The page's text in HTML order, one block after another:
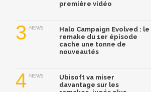
première vidéo
3 NEWS
Halo Campaign Evolved : le
remake du 1er épisode
cache une tonne de
nouveautés
4 NEWS
Ubisoft va miser
davantage sur les